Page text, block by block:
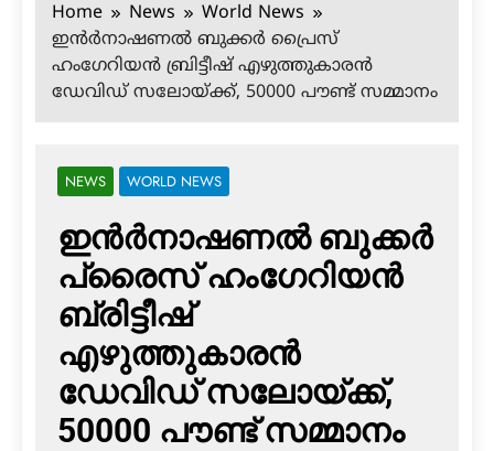
Home News
World News
ഇന്‍ര്‍നാഷണല്‍ ബുക്കര്‍ പ്രൈസ്
ഹംഗേറിയന്‍ ബ്രിട്ടീഷ് എഴുത്തുകാരന്‍
ഡേവിഡ് സലോയ്ക്ക്, 50000 പൗണ്ട് സമ്മാനം
NEWS WORLD NEWS
ഇന്‍ര്‍നാഷണല്‍ ബുക്കര്‍
പ്രൈസ് ഹംഗേറിയന്‍
ബ്രിട്ടീഷ്
എഴുത്തുകാരന്‍
ഡേവിഡ് സലോയ്ക്ക്,
50000 പൗണ്ട് സമ്മാനം